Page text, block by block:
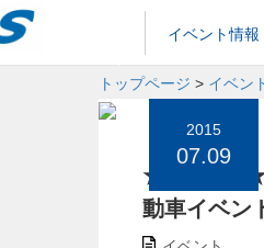
イベント情報
トップページ > イベン
2015
07.09
★7月11日★
動車イベン